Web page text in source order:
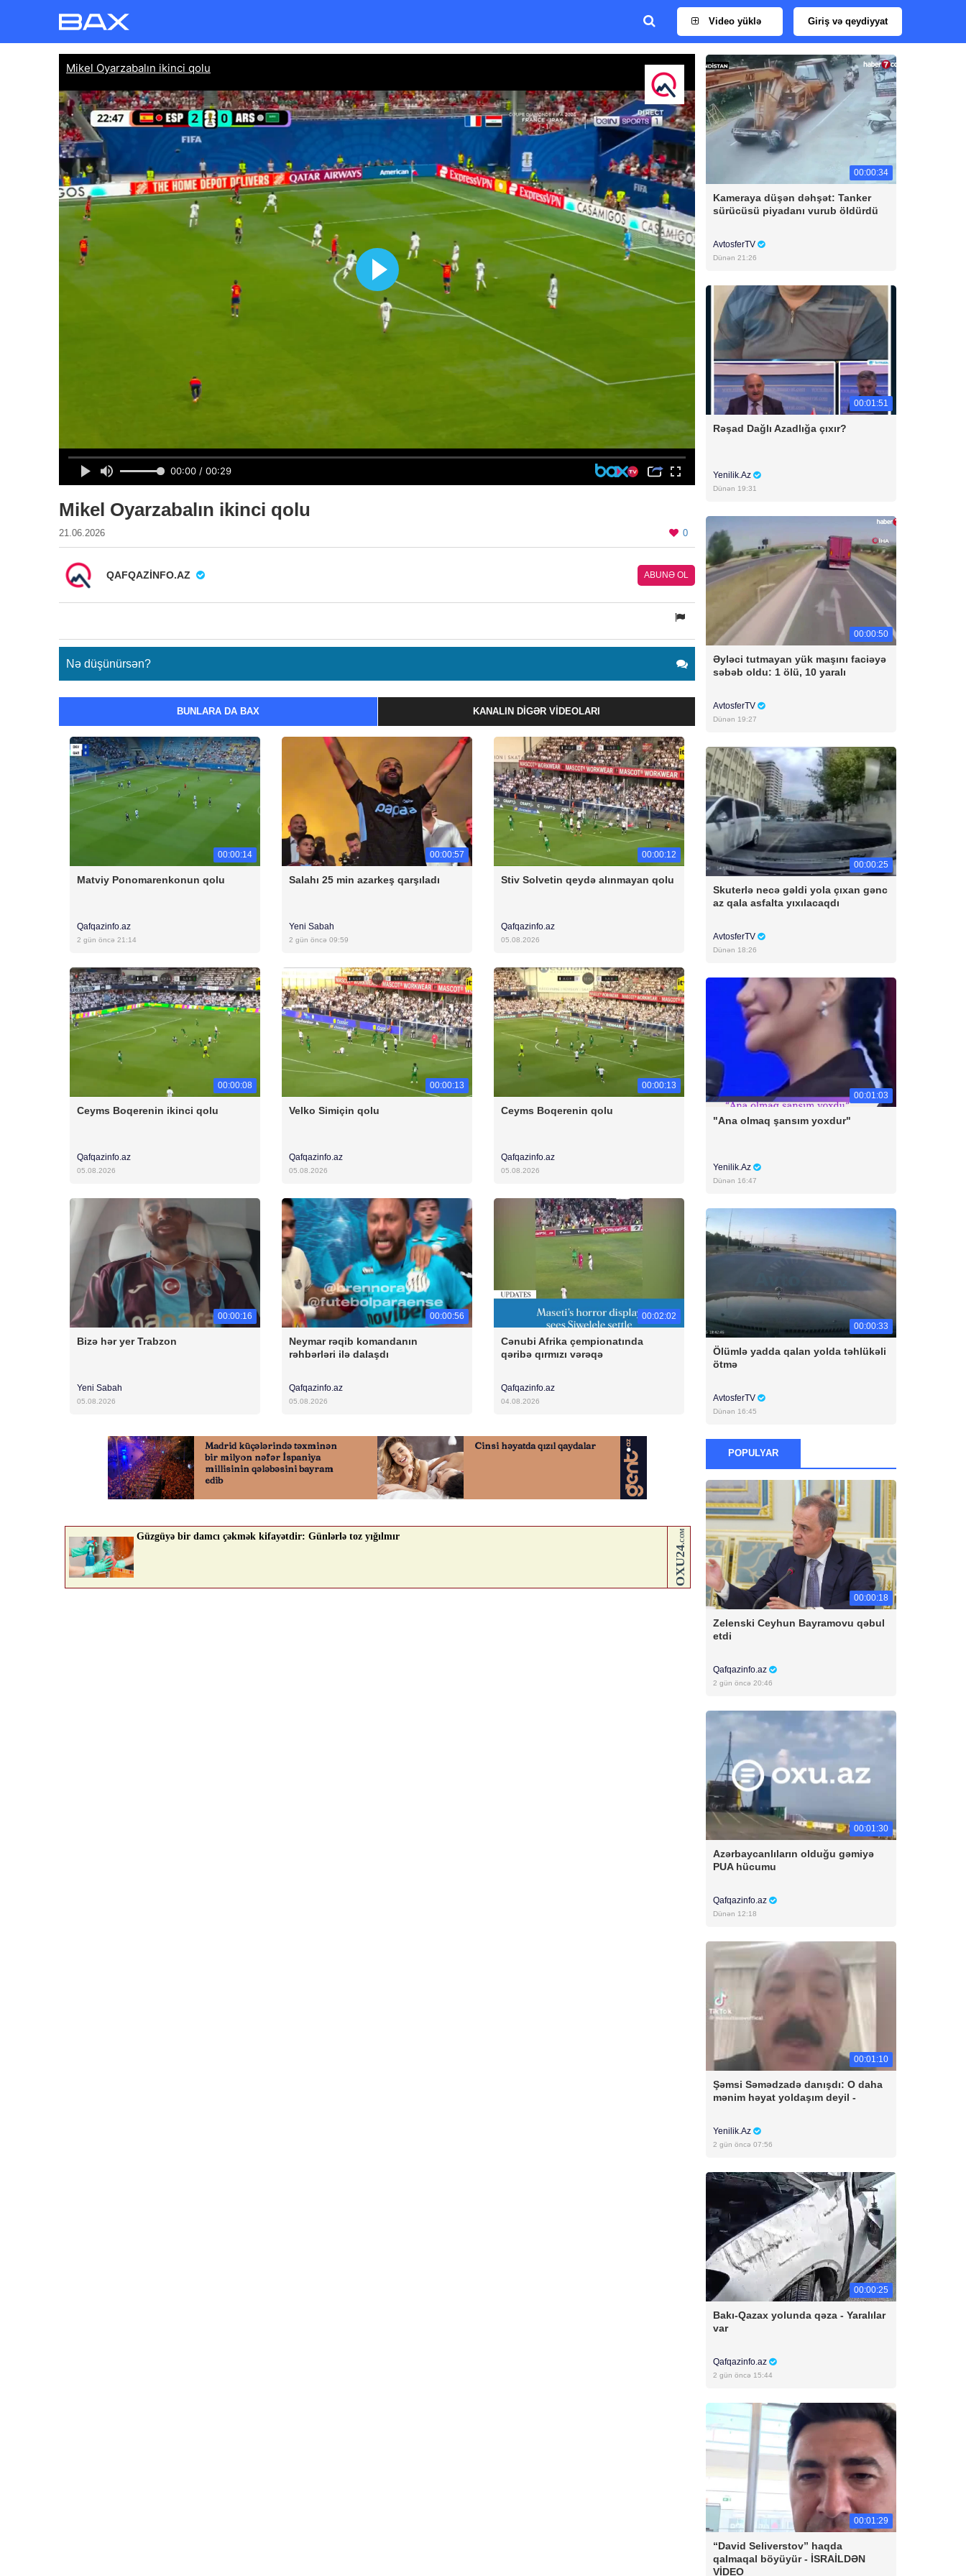
Video yüklə Giriş və qeydiyyat
Mikel Oyarzabalın ikinci qolu
21.06.2026 0
QAFQAZINFO.AZ ABUNƏ OL
Nə düşünürsən?
BUNLARA DA BAX KANALIN DIGƏR VIDEOLARI
00:00:14
Matviy Ponomarenkonun qolu
Qafqazinfo.az
2 gün öncə 21:14
00:00:57
Salahı 25 min azarkeş qarşıladı
Yeni Sabah
2 gün öncə 09:59
00:00:12
Stiv Solvetin qeydə alınmayan qolu
Qafqazinfo.az
05.08.2026
00:00:08
Ceyms Boqerenin ikinci qolu
Qafqazinfo.az
05.08.2026
00:00:13
Velko Simiçin qolu
Qafqazinfo.az
05.08.2026
00:00:13
Ceyms Boqerenin qolu
Qafqazinfo.az
05.08.2026
00:00:16
Bizə hər yer Trabzon
Yeni Sabah
05.08.2026
00:00:56
Neymar rəqib komandanın
rəhbərləri ilə dalaşdı
Qafqazinfo.az
05.08.2026
00:02:02
Cənubi Afrika çempionatında
qəribə qırmızı vərəqə
Qafqazinfo.az
04.08.2026
00:00:34
Kameraya düşən dəhşət: Tanker
sürücüsü piyadanı vurub öldürdü
AvtosferTV
Dünən 21:26
00:01:51
Rəşad Dağlı Azadlığa çıxır?
Yenilik.Az
Dünən 19:31
00:00:50
Əyləci tutmayan yük maşını faciəyə
səbəb oldu: 1 ölü, 10 yaralı
AvtosferTV
Dünən 19:27
00:00:25
Skuterlə necə gəldi yola çıxan gənc
az qala asfalta yıxılacaqdı
AvtosferTV
Dünən 18:26
00:01:03
"Ana olmaq şansım yoxdur"
Yenilik.Az
Dünən 16:47
00:00:33
Ölümlə yadda qalan yolda təhlükəli
ötmə
AvtosferTV
Dünən 16:45
POPULYAR
00:00:18
Zelenski Ceyhun Bayramovu qəbul
etdi
Qafqazinfo.az
2 gün öncə 20:46
00:01:30
Azərbaycanlıların olduğu gəmiyə
PUA hücumu
Qafqazinfo.az
Dünən 12:18
00:01:10
Şəmsi Səmədzadə danışdı: O daha
mənim həyat yoldaşım deyil -
Yenilik.Az
2 gün öncə 07:56
00:00:25
Bakı-Qazax yolunda qəza - Yaralılar
var
Qafqazinfo.az
2 gün öncə 15:44
00:01:29
“David Seliverstov” haqda
qalmaqal böyüyür - İSRAİLDƏN
VİDEO